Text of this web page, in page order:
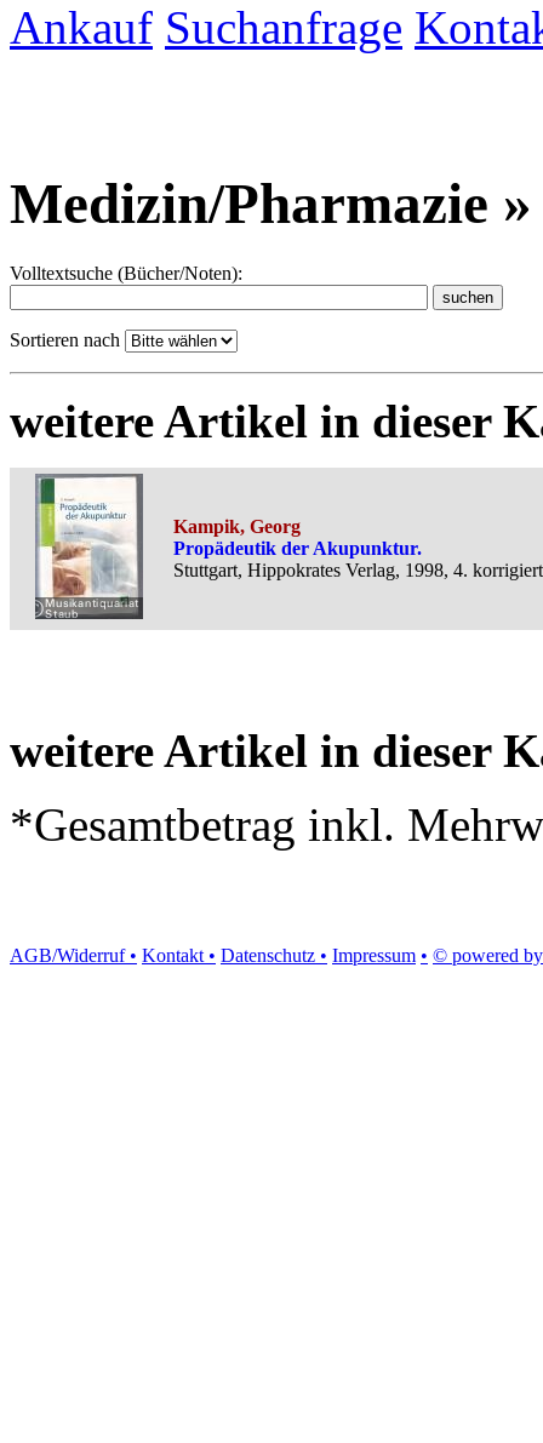
Ankauf Suchanfrage
Medizin/Pharmazie
Volltextsuche (Bücher/Noten):
Sortieren nach
weitere Artikel in dieser
Kampik, Georg
Propädeutik der Akupunktur.
Stuttgart, Hippokrates Verlag, 1998, 4.
weitere Artikel in dieser
*Gesamtbetrag inkl.
AGB/Widerruf • Kontakt • Datenschutz • Impressum • © powered